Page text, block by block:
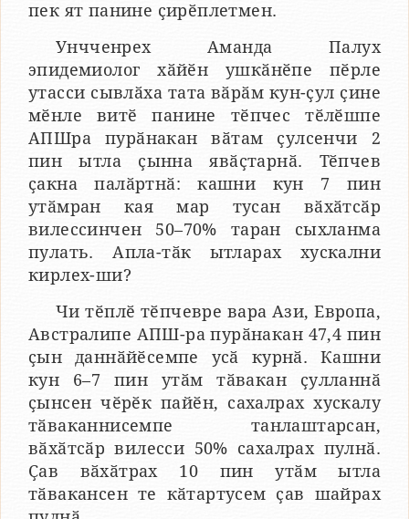
пек ят панине ҫирӗплетмен.
Унчченрех Аманда Палух
эпидемиолог хӑйӗн ушкӑнӗпе пӗрле
утасси сывлӑха тата вӑрӑм кун-ҫул ҫине
мӗнле витӗ панине тӗпчес тӗлӗшпе
АПШра пурӑнакан вӑтам ҫулсенчи 2
пин ытла ҫынна явӑҫтарнӑ. Тӗпчев
ҫакна палӑртнӑ: кашни кун 7 пин
утӑмран кая мар тусан вӑхӑтсӑр
вилессинчен 50–70% таран сыхланма
пулать. Апла-тӑк ытларах хускални
кирлех-ши?
Чи тӗплӗ тӗпчевре вара Ази, Европа,
Австралипе АПШ-ра пурӑнакан 47,4 пин
ҫын даннӑйӗсемпе усӑ курнӑ. Кашни
кун 6–7 пин утӑм тӑвакан ҫулланнӑ
ҫынсен чӗрӗк пайӗн, сахалрах хускалу
тӑваканнисемпе танлаштарсан,
вӑхӑтсӑр вилесси 50% сахалрах пулнӑ.
Ҫав вӑхӑтрах 10 пин утӑм ытла
тӑвакансен те кӑтартусем ҫав шайрах